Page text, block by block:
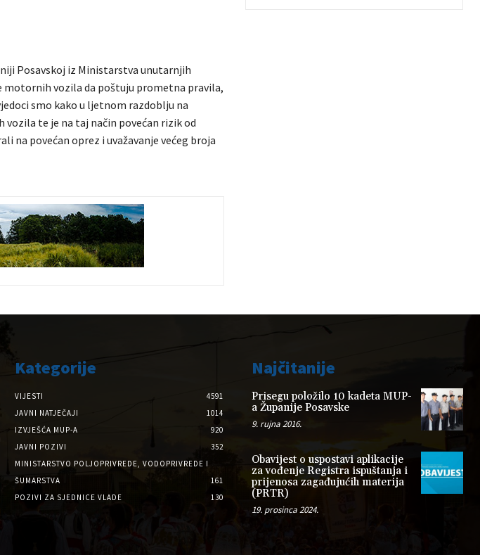
Posavskoj iz Ministarstva unutarnjih
motornih vozila da poštuju prometna pravila,
smo kako u ljetnom razdoblju na
te je na taj način povećan rizik od
na povećan oprez i uvažavanje većeg broja
Kategorije
VIJESTI
4591
JAVNI NATJEČAJI
1014
IZVJEŠĆA MUP-A
920
JAVNI POZIVI
352
MINISTARSTVO POLJOPRIVREDE, VODOPRIVREDE I
ŠUMARSTVA
161
POZIVI ZA SJEDNICE VLADE
130
Najčitanije
Prisegu položilo 10 kadeta MUP-
a Županije Posavske
9. rujna 2016.
Obavijest o uspostavi aplikacije
za vođenje Registra ispuštanja i
prijenosa zagađujućih materija
(PRTR)
19. prosinca 2024.